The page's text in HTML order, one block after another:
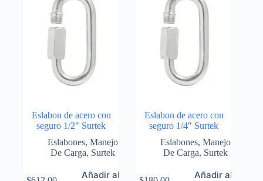
Eslabon de acero con
seguro 1/2″ Surtek
Eslabones,Manejo
De Carga, Surtek
Añadir al
Eslabon de acero con
seguro 1/4″ Surtek
Eslabones,Manejo
De Carga, Surtek
Añadir al